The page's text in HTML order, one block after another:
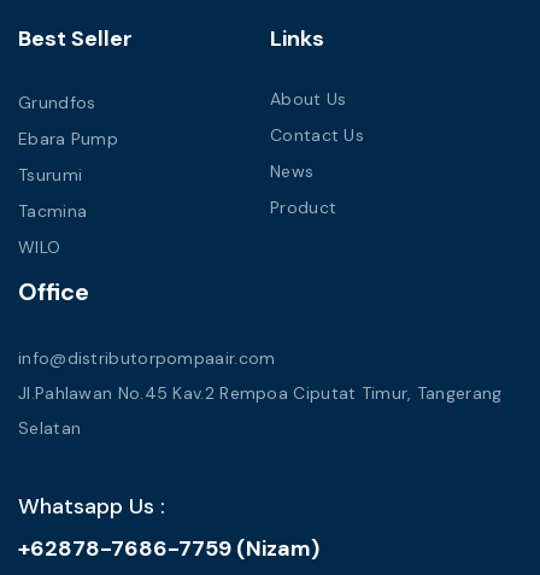
Best Seller
Grundfos
Ebara Pump
Tsurumi
Tacmina
WILO
Links
About Us
Contact Us
News
Product
Office
info@distributorpompaair.com
Jl.Pahlawan No.45 Kav.2 Rempoa Ciputat Timur, Tangerang
Selatan
Whatsapp Us :
+62878-7686-7759 (Nizam)